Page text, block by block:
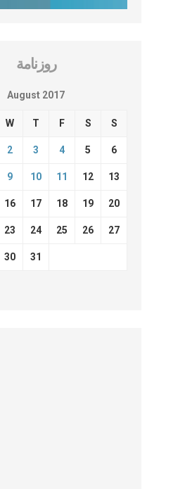
روزنامة
August 2017
W T F S S
2 3 4 5 6
9 10 11 12 13
16 17 18 19 20
23 24 25 26 27
30 31